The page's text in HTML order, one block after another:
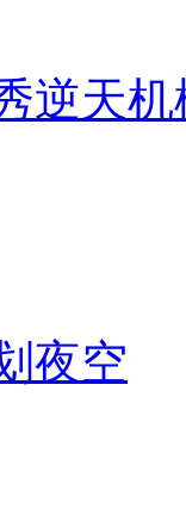
逆天机
夜空